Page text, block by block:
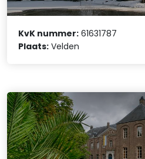
KvK nummer: 61631787
Plaats: Velden